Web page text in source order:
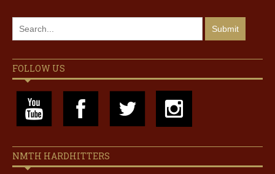
FOLLOW US
NMTH HARDHITTERS